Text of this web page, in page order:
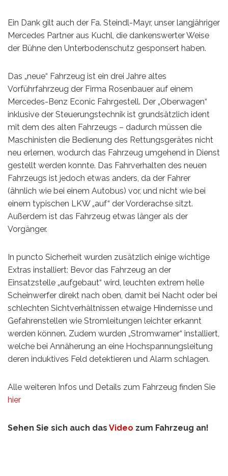
Ein Dank gilt auch der Fa. Steindl-Mayr, unser langjähriger
Mercedes Partner aus Kuchl, die dankenswerter Weise
der Bühne den Unterbodenschutz gesponsert haben.
Das „neue“ Fahrzeug ist ein drei Jahre altes
Vorführfahrzeug der Firma Rosenbauer auf einem
Mercedes-Benz Econic Fahrgestell. Der „Oberwagen“
inklusive der Steuerungstechnik ist grundsätzlich ident
mit dem des alten Fahrzeugs – dadurch müssen die
Maschinisten die Bedienung des Rettungsgerätes nicht
neu erlernen, wodurch das Fahrzeug umgehend in Dienst
gestellt werden konnte. Das Fahrverhalten des neuen
Fahrzeugs ist jedoch etwas anders, da der Fahrer
(ähnlich wie bei einem Autobus) vor, und nicht wie bei
einem typischen LKW „auf“ der Vorderachse sitzt.
Außerdem ist das Fahrzeug etwas länger als der
Vorgänger.
In puncto Sicherheit wurden zusätzlich einige wichtige
Extras installiert: Bevor das Fahrzeug an der
Einsatzstelle „aufgebaut“ wird, leuchten extrem helle
Scheinwerfer direkt nach oben, damit bei Nacht oder bei
schlechten Sichtverhältnissen etwaige Hindernisse und
Gefahrenstellen wie Stromleitungen leichter erkannt
werden können. Zudem wurden „Stromwarner“ installiert,
welche bei Annäherung an eine Hochspannungsleitung
deren induktives Feld detektieren und Alarm schlagen.
Alle weiteren Infos und Details zum Fahrzeug finden Sie
hier
Sehen Sie sich auch das Video zum Fahrzeug an!